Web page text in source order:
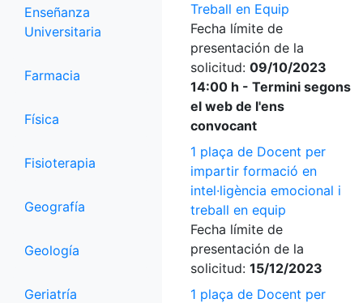
Enseñanza
Universitaria
Farmacia
Física
Fisioterapia
Geografía
Geología
Geriatría
Treball en Equip
Fecha límite de
presentación de la
solicitud: 09/10/2023
14:00 h - Termini segons
el web de l'ens
convocant
1 plaça de Docent per
impartir formació en
intel·ligència emocional i
treball en equip
Fecha límite de
presentación de la
solicitud: 15/12/2023
1 plaça de Docent per